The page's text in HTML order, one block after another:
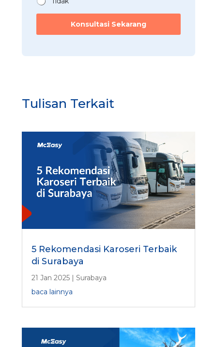
Konsultasi Sekarang
Tulisan Terkait
5 Rekomendasi Karoseri Terbaik
di Surabaya
21 Jan 2025| Surabaya
baca lainnya